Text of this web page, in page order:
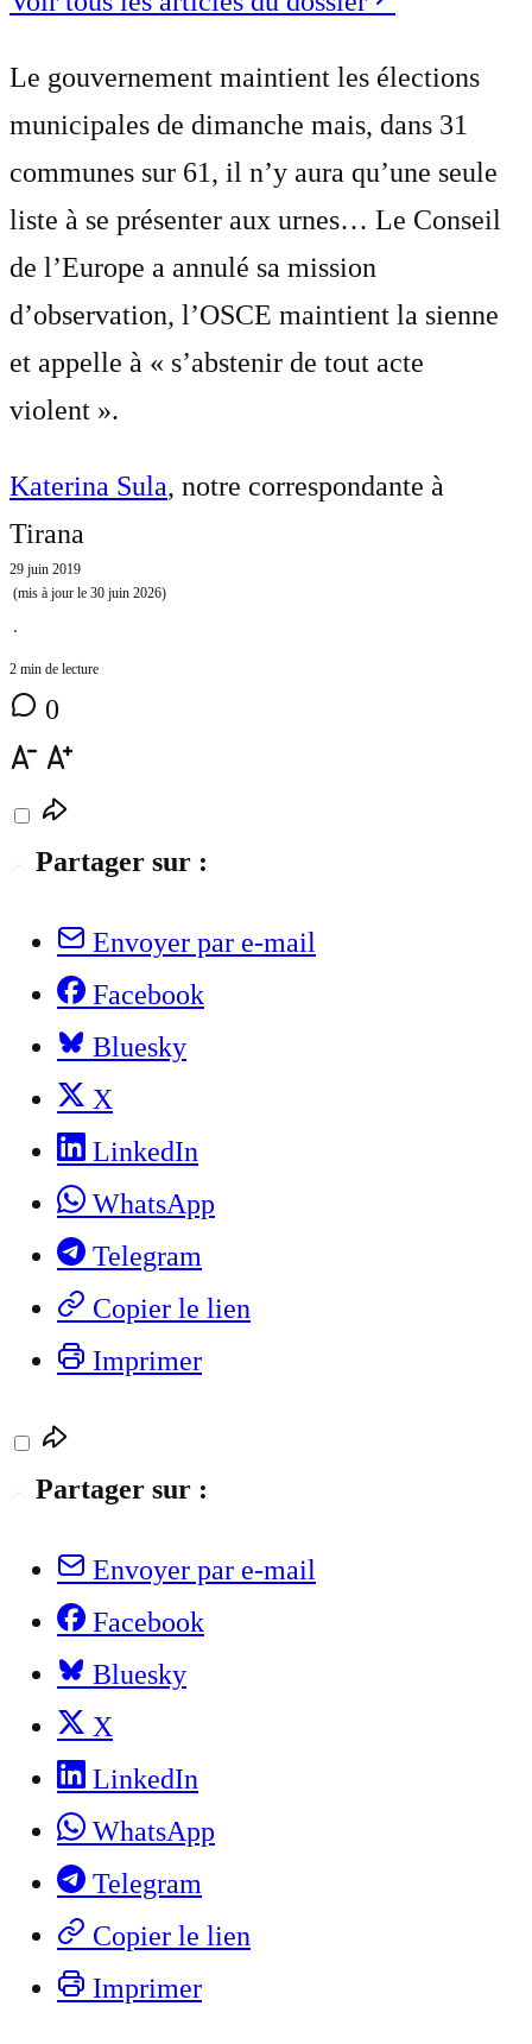
Le gouvernement maintient les élections
municipales de dimanche mais, dans 31
communes sur 61, il n’y aura qu’une seule
liste à se présenter aux urnes… Le Conseil
de l’Europe a annulé sa mission
d’observation, l’OSCE maintient la sienne
et appelle à « s’abstenir de tout acte
violent ».
Katerina Sula, notre correspondante à
Tirana
29 juin 2019
(mis à jour le 30 juin 2026)
⋅
2 min de lecture
0
Partager sur :
Envoyer par e-mail
Facebook
Bluesky
X
LinkedIn
WhatsApp
Telegram
Copier le lien
Imprimer
Partager sur :
Envoyer par e-mail
Facebook
Bluesky
X
LinkedIn
WhatsApp
Telegram
Copier le lien
Imprimer